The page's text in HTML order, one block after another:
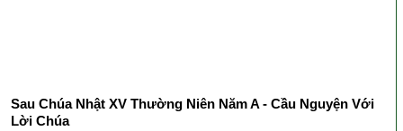
Sau Chúa Nhật XV Thường Niên Năm A - Cầu Nguyện Với
Lời Chúa